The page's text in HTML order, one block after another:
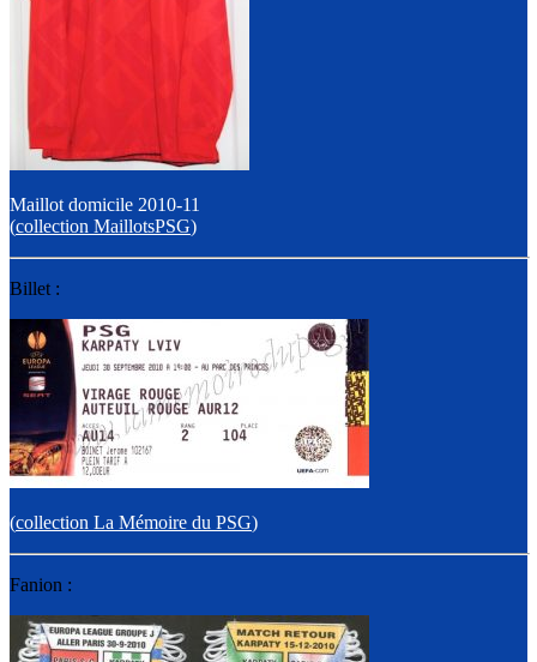
Maillot domicile 2010-11
(collection MaillotsPSG)
Billet :
(collection La Mémoire du PSG)
Fanion :